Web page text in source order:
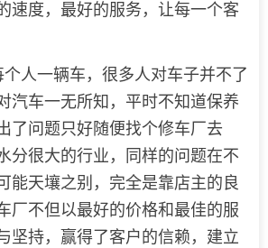
速度，最好的服务，让每一个客
人一辆车，很多人对车子并不了
汽车一无所知，平时不知道保养
了问题只好随便找个修车厂去
分很大的行业，同样的问题在不
能天壤之别，完全是靠店主的良
厂不但以最好的价格和最佳的服
坚持，赢得了客户的信赖，建立